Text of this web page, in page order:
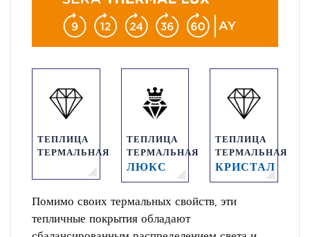
ТЕПЛИЦА
ТЕРМАЛЬНАЯ
ТЕПЛИЦА
ТЕРМАЛЬНАЯ
ЛЮКС
ТЕПЛИЦА
ТЕРМАЛЬНАЯ
КРИСТАЛ
Помимо своих термальных свойств, эти
тепличные покрытия обладают